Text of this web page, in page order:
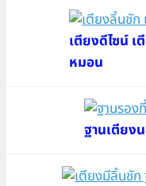
เตียงดีไซน์
หมอน
ฐานเตียง